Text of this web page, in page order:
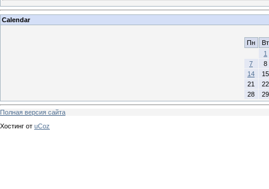
Calendar
Пн
Вт
1
7
8
14
15
21
22
28
29
Полная версия сайта
Хостинг от uCoz